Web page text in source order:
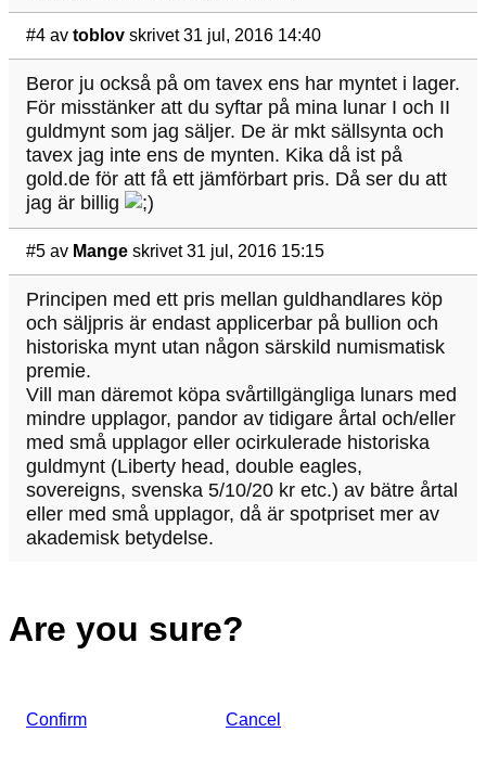
#4 av toblov skrivet 31 jul, 2016 14:40
Beror ju också på om tavex ens har myntet i lager.
För misstänker att du syftar på mina lunar I och II
guldmynt som jag säljer. De är mkt sällsynta och
tavex jag inte ens de mynten. Kika då ist på
gold.de för att få ett jämförbart pris. Då ser du att
jag är billig
#5 av Mange skrivet 31 jul, 2016 15:15
Principen med ett pris mellan guldhandlares köp
och säljpris är endast applicerbar på bullion och
historiska mynt utan någon särskild numismatisk
premie.
Vill man däremot köpa svårtillgängliga lunars med
mindre upplagor, pandor av tidigare årtal och/eller
med små upplagor eller ocirkulerade historiska
guldmynt (Liberty head, double eagles,
sovereigns, svenska 5/10/20 kr etc.) av bätre årtal
eller med små upplagor, då är spotpriset mer av
akademisk betydelse.
Are you sure?
Confirm Cancel